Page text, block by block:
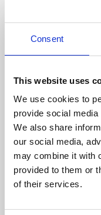
Consent
This website uses
We use cookies to
provide social
We also share
our social media,
may combine it with
provided to them or
of their services.
23/12/
Onder